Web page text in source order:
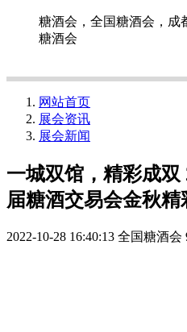
糖酒会，全国糖酒会，成
糖酒会
网站首页
展会资讯
展会新闻
一城双馆，精彩成双
届糖酒交易会金秋精
2022-10-28 16:40:13 全国糖酒会